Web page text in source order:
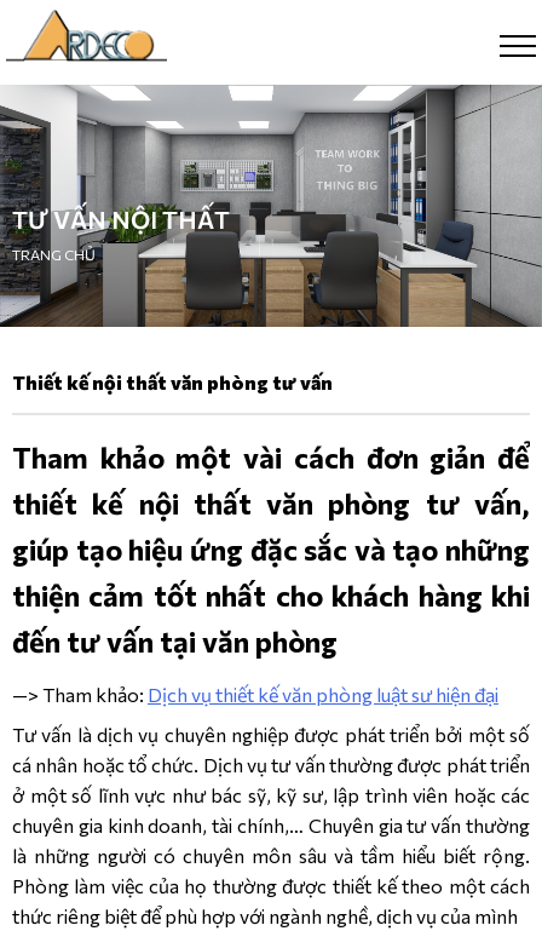
TƯ VẤN NỘI THẤT
TRANG CHỦ
Thiết kế nội thất văn phòng tư vấn
Tham khảo một vài cách đơn giản để
thiết kế nội thất văn phòng tư vấn,
giúp tạo hiệu ứng đặc sắc và tạo những
thiện cảm tốt nhất cho khách hàng khi
đến tư vấn tại văn phòng
—> Tham khảo: Dịch vụ thiết kế văn phòng luật sư hiện đại
Tư vấn là dịch vụ chuyên nghiệp được phát triển bởi một số
cá nhân hoặc tổ chức. Dịch vụ tư vấn thường được phát triển
ở một số lĩnh vực như bác sỹ, kỹ sư, lập trình viên hoặc các
chuyên gia kinh doanh, tài chính,… Chuyên gia tư vấn thường
là những người có chuyên môn sâu và tầm hiểu biết rộng.
Phòng làm việc của họ thường được thiết kế theo một cách
thức riêng biệt để phù hợp với ngành nghề, dịch vụ của mình